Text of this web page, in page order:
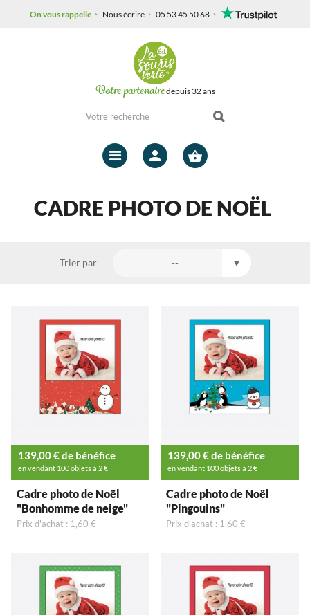
On vous rappelle Nous écrire 05 53 45 50 68
Votre partenairedepuis 32 ans
Mon
CADRE PHOTO DE NOËL
Trier par --
Cadre photo de Noël
"Bonhomme de neige"
139,00 € de bénéfice
en vendant 100 objets à 2 €
Prix d'achat : 1,60 €
Cadre photo de Noël
"Pingouins"
139,00 € de bénéfice
en vendant 100 objets à 2 €
Prix d'achat : 1,60 €